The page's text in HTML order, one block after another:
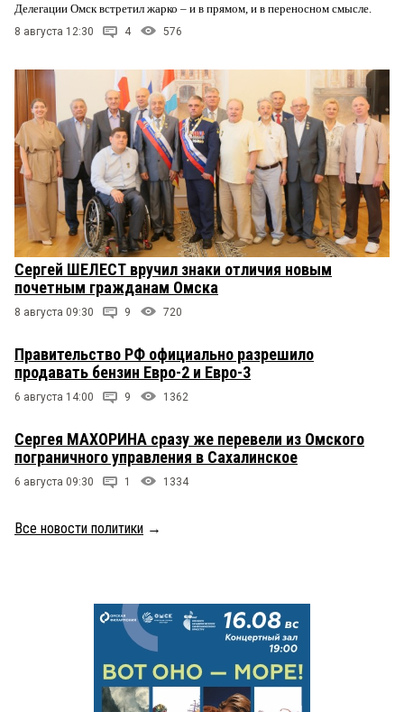
Делегации Омск встретил жарко – и в прямом, и в переносном смысле.
8 августа 12:30 4 576
Сергей ШЕЛЕСТ вручил знаки отличия новым
почетным гражданам Омска
8 августа 09:30 9 720
Правительство РФ официально разрешило
продавать бензин Евро-2 и Евро-3
6 августа 14:00 9 1362
Сергея МАХОРИНА сразу же перевели из Омского
пограничного управления в Сахалинское
6 августа 09:30 1 1334
Все новости политики →